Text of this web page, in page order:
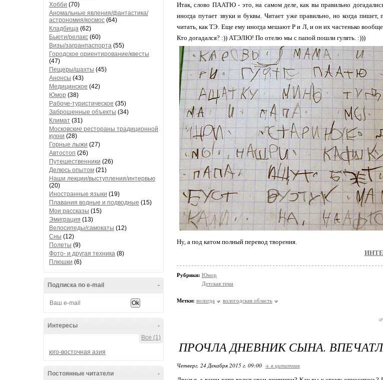
Хобби (70)
Аномальные явления/фантастика/
астрономия/космос (64)
Кладбища (62)
Бьюти/релакс (60)
Визы/загранпаспорта (55)
Городское ориентирование/квесты
(47)
Пещеры/шахты (45)
Анонсы (43)
Медицинское (42)
Юмор (38)
Рабоче-туристическое (35)
Заброшенные объекты (34)
Климат (31)
Московские рестораны традиционной
кухни (28)
Горные лыжи (27)
Автостоп (26)
Путешественники (26)
Делюсь опытом (21)
Наши лекции/выступления/интервью
(20)
Иностранные языки (19)
Плавания водные и подводные (15)
Мои рассказы (15)
Эмиграция (13)
Велосипеды/самокаты (12)
Сны (12)
Полеты (9)
Фото- и другая техника (8)
Плюшки (6)
-
Подписка по e-mail
-
Интересы
Все (1)
юго-восточная азия
-
Постоянные читатели
Итак, слово ПААТЮ - это, на самом деле, как вы правильно
иногда путает звуки и буквы. Читает уже правильно, но когда
читать, как ТЭ. Еще ему иногда мешают Р и Л, и он их частенько
Кто догадался? :)) АТЭЛЮ! По отелю мы с папой пошли гулять. :)))
Ну, а под катом полный перевод творения.
Рубрики: Юмор
Детская тема
Метки: вологда вологодская область
ПРОЧЛА ДНЕВНИК СЫНА.
Четверг, 24 Декабря 2015 г. 09:00 + в цитатник